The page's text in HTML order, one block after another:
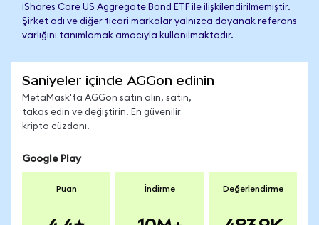
iShares Core US Aggregate Bond ETF ile ilişkilendirilmemiştir.
Şirket adı ve diğer ticari markalar yalnızca dayanak referans
varlığını tanımlamak amacıyla kullanılmaktadır.
Saniyeler içinde AGGon edinin
MetaMask'ta AGGon satın alın, satın,
takas edin ve değiştirin. En güvenilir
kripto cüzdanı.
Google Play
Puan İndirme Değerlendirme